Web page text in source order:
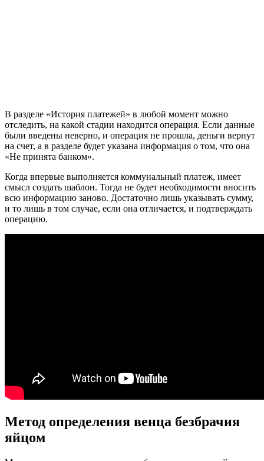
В разделе «История платежей» в любой момент можно
отследить, на какой стадии находится операция. Если данные
были введены неверно, и операция не прошла, деньги вернут
на счет, а в разделе будет указана информация о том, что она
«Не принята банком».
Когда впервые выполняется коммунальный платеж, имеет
смысл создать шаблон. Тогда не будет необходимости вносить
всю информацию заново. Достаточно лишь указывать сумму,
и то лишь в том случае, если она отличается, и подтверждать
операцию.
Метод определения венца безбрачия
яйцом